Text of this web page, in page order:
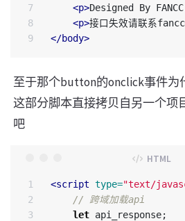
7
8
<p>Designed By
<p>接口失效请联系
</body>
至于那个button的onclick事件
这部分脚本直接拷贝自另一个项
吧
1
2
3
<script type="text/
// 跨域加载api
let api_response;